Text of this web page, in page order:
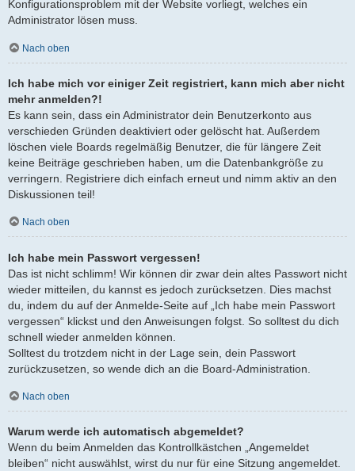
Konfigurationsproblem mit der Website vorliegt, welches ein
Administrator lösen muss.
Nach oben
Ich habe mich vor einiger Zeit registriert, kann mich aber nicht
mehr anmelden?!
Es kann sein, dass ein Administrator dein Benutzerkonto aus
verschieden Gründen deaktiviert oder gelöscht hat. Außerdem
löschen viele Boards regelmäßig Benutzer, die für längere Zeit
keine Beiträge geschrieben haben, um die Datenbankgröße zu
verringern. Registriere dich einfach erneut und nimm aktiv an den
Diskussionen teil!
Nach oben
Ich habe mein Passwort vergessen!
Das ist nicht schlimm! Wir können dir zwar dein altes Passwort nicht
wieder mitteilen, du kannst es jedoch zurücksetzen. Dies machst
du, indem du auf der Anmelde-Seite auf „Ich habe mein Passwort
vergessen“ klickst und den Anweisungen folgst. So solltest du dich
schnell wieder anmelden können.
Solltest du trotzdem nicht in der Lage sein, dein Passwort
zurückzusetzen, so wende dich an die Board-Administration.
Nach oben
Warum werde ich automatisch abgemeldet?
Wenn du beim Anmelden das Kontrollkästchen „Angemeldet
bleiben“ nicht auswählst, wirst du nur für eine Sitzung angemeldet.